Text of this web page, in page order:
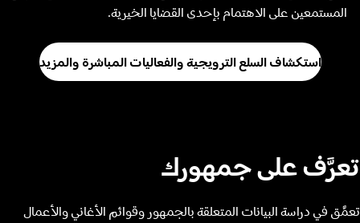
المستمعين على الاهتمام بإحدى القضايا الخيرية.
استكشاف السلع الترويجية والفعاليات المباشرة والمزيد
تعرَّف على جمهورك
تعمَّق في دراسة البيانات المتعلقة بالجمهور وقوائم الأغاني والأعمال